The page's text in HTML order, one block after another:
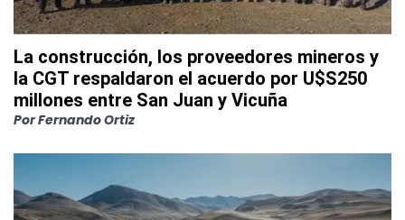
La construcción, los proveedores mineros y
la CGT respaldaron el acuerdo por U$S250
millones entre San Juan y Vicuña
PorFernando Ortiz